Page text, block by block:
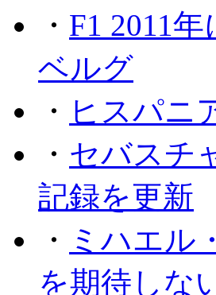
・ F1 2011
ベルグ
・ ヒスパニ
・ セバスチ
記録を更新
・ ミハエル
を期待しな